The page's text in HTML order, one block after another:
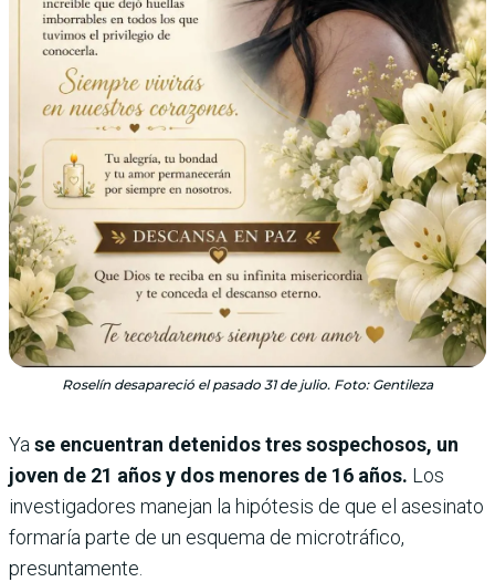
Roselín desapareció el pasado 31 de julio. Foto: Gentileza
Yase encuentran detenidos tres sospechosos, un
joven de 21 años y dos menores de 16 años. Los
investigadores manejan la hipótesis de que el asesinato
formaría parte de un esquema de microtráfico,
presuntamente.